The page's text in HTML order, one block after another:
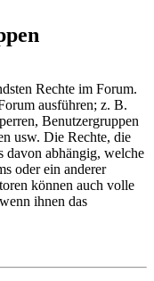
Rechte im Forum.
ausführen; z. B.
Benutzergruppen
usw. Die Rechte, die
davon abhängig, welche
oder ein anderer
können auch volle
ihnen das